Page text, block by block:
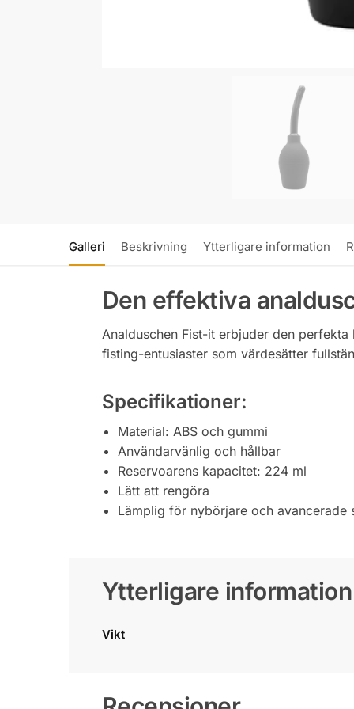
Galleri Beskrivning Ytterligare information
Den effektiva
Analduschen Fist-it erbjuder den
fisting-entusiaster som värdesätter
Specifikationer:
Material: ABS och gummi
Användarvänlig och hållbar
Reservoarens kapacitet: 224 ml
Lätt att rengöra
Lämplig för nybörjare och avancerade
Ytterligare information
Vikt